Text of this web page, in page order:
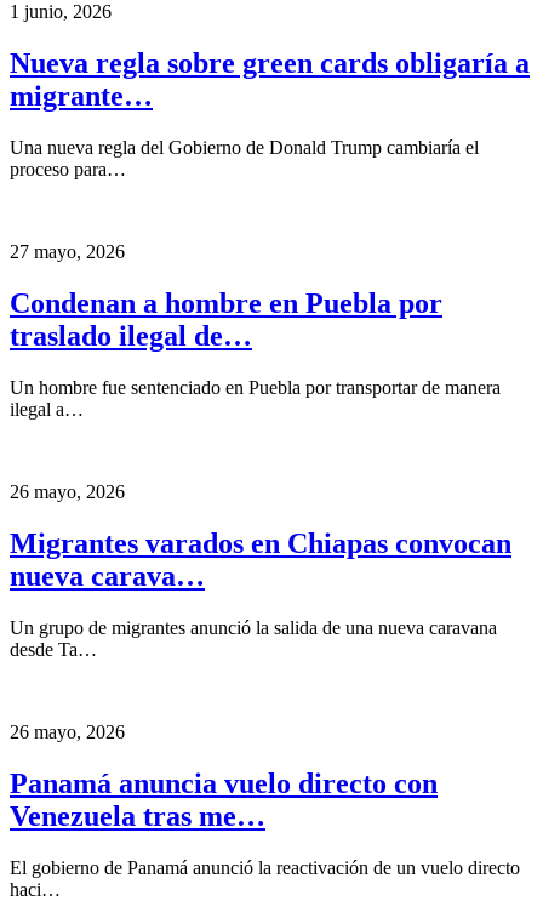
1 junio, 2026
Nueva regla sobre green cards obligaría a
migrante…
Una nueva regla del Gobierno de Donald Trump cambiaría el
proceso para…
27 mayo, 2026
Condenan a hombre en Puebla por
traslado ilegal de…
Un hombre fue sentenciado en Puebla por transportar de manera
ilegal a…
26 mayo, 2026
Migrantes varados en Chiapas convocan
nueva carava…
Un grupo de migrantes anunció la salida de una nueva caravana
desde Ta…
26 mayo, 2026
Panamá anuncia vuelo directo con
Venezuela tras me…
El gobierno de Panamá anunció la reactivación de un vuelo directo
haci…